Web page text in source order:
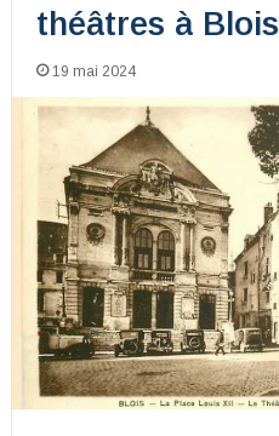
théâtres à Blois
19 mai 2024